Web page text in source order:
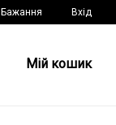
Бажання Вхід
Мій кошик